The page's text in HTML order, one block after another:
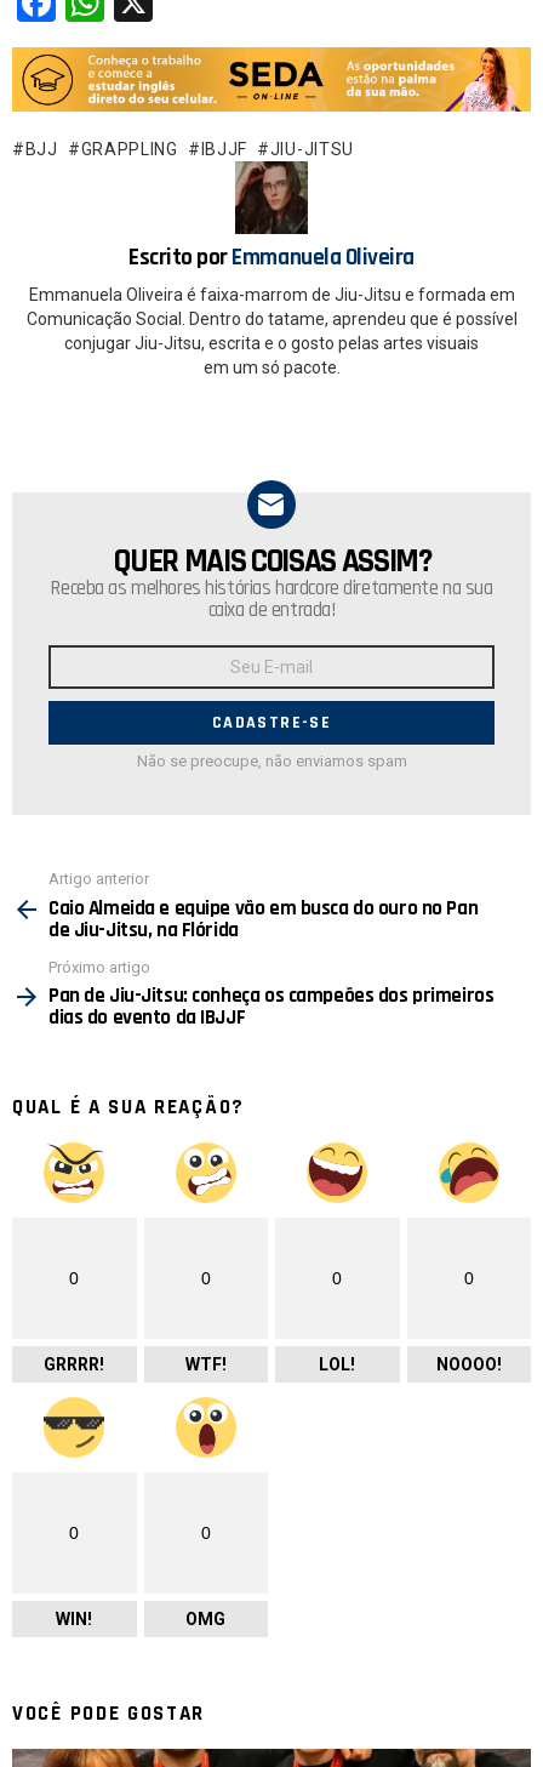
a
ce
b
o
h
at
s
A
BJJ GRAPPLING IBJJF JIU-JITSU
Escrito porEmmanuela Oliveira
Emmanuela Oliveira é faixa-marrom de Jiu-Jitsu e formada em
Comunicação Social. Dentro do tatame, aprendeu que é possível
conjugar Jiu-Jitsu, escrita e o gosto pelas artes visuais
em um só pacote.
NEWSLETTER
QUER MAIS COISAS ASSIM?
Receba as melhores histórias hardcore diretamente na sua
caixa de entrada!
E-
Não se preocupe, não enviamos spam
mais
Artigo anterior
Caio Almeida e equipe vão em busca do ouro no Pan
de Jiu-Jitsu, na Flórida
Próximo artigo
Pan de Jiu-Jitsu: conheça os campeões dos primeiros
dias do evento da IBJJF
QUAL É A SUA REAÇÃO?
0
GRRRR!
0
WTF!
0
LOL!
0
NOOOO!
0
WIN!
0
OMG
VOCÊ PODE GOSTAR